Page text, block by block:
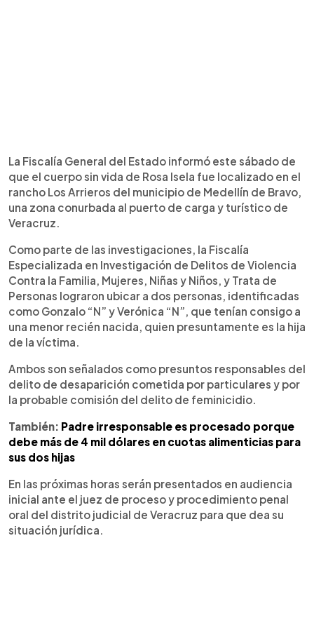
La Fiscalía General del Estado informó este sábado de
que el cuerpo sin vida de Rosa Isela fue localizado en el
rancho Los Arrieros del municipio de Medellín de Bravo,
una zona conurbada al puerto de carga y turístico de
Veracruz.
Como parte de las investigaciones, la Fiscalía
Especializada en Investigación de Delitos de Violencia
Contra la Familia, Mujeres, Niñas y Niños, y Trata de
Personas lograron ubicar a dos personas, identificadas
como Gonzalo “N” y Verónica “N”, que tenían consigo a
una menor recién nacida, quien presuntamente es la hija
de la víctima.
Ambos son señalados como presuntos responsables del
delito de desaparición cometida por particulares y por
la probable comisión del delito de feminicidio.
También: Padre irresponsable es procesado porque
debe más de 4 mil dólares en cuotas alimenticias para
sus dos hijas
En las próximas horas serán presentados en audiencia
inicial ante el juez de proceso y procedimiento penal
oral del distrito judicial de Veracruz para que dea su
situación jurídica.